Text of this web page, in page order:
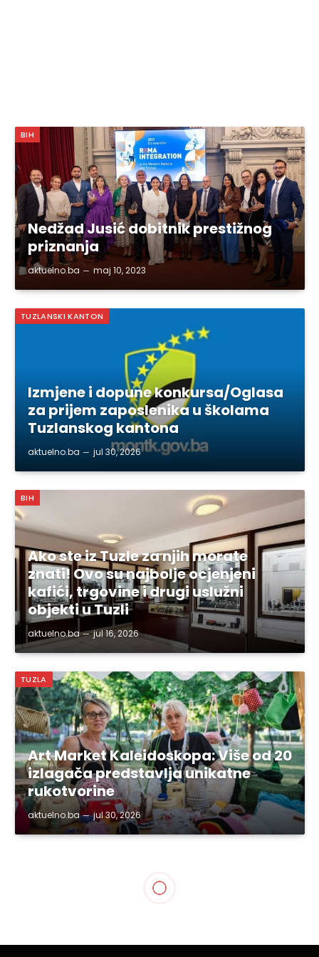
BIH
Nedžad Jusić dobitnik prestižnog
priznanja
aktuelno.ba maj 10, 2023
TUZLANSKI KANTON
Izmjene i dopune konkursa/Oglasa
za prijem zaposlenika u školama
Tuzlanskog kantona
aktuelno.ba jul 30, 2026
BIH
Ako ste iz Tuzle za njih morate
znati! Ovo su najbolje ocjenjeni
kafići, trgovine i drugi uslužni
objekti u Tuzli
aktuelno.ba jul 16, 2026
TUZLA
Art Market Kaleidoskopa: Više od 20
izlagača predstavlja unikatne
rukotvorine
aktuelno.ba jul 30, 2026
BKC TK: U subotu, 27.